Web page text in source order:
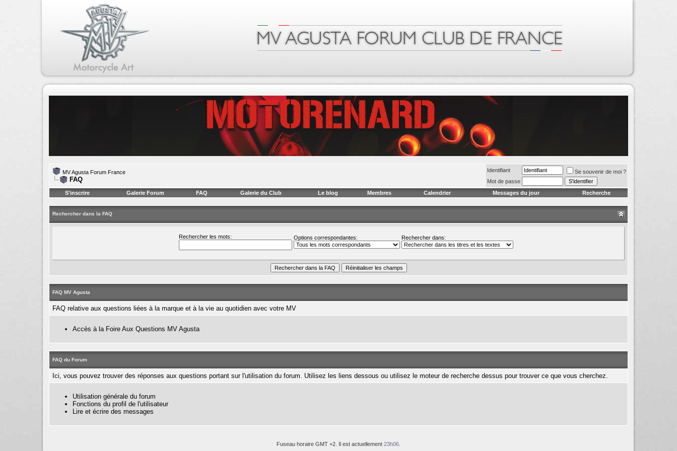
MV Agusta Forum France
FAQ
Identifiant
Se souvenir de moi ?
Mot de passe
S'inscrire
Galerie Forum FAQ Galerie du Club Le blog Membres Calendrier Messages du jour Recherche
Rechercher dans la FAQ
Rechercher les mots: Options correspondantes: Rechercher dans:
FAQ MV Agusta
FAQ relative aux questions liées à la marque et à la vie au quotidien avec votre MV
Accès à la Foire Aux Questions MV Agusta
FAQ du Forum
Ici, vous pouvez trouver des réponses aux questions portant sur l'utilisation du forum. Utilisez les liens dessous ou utilisez le moteur de recherche dessus pour trouver ce que vous cherchez.
Utilisation générale du forum
Fonctions du profil de l'utilisateur
Lire et écrire des messages
Fuseau horaire GMT +2. Il est actuellement 23h06